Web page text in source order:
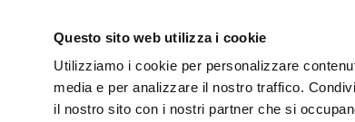
Questo sito web utilizza i cookie
Utilizziamo i cookie per personalizzare
media e per analizzare il nostro traffico.
il nostro sito con i nostri partner che si